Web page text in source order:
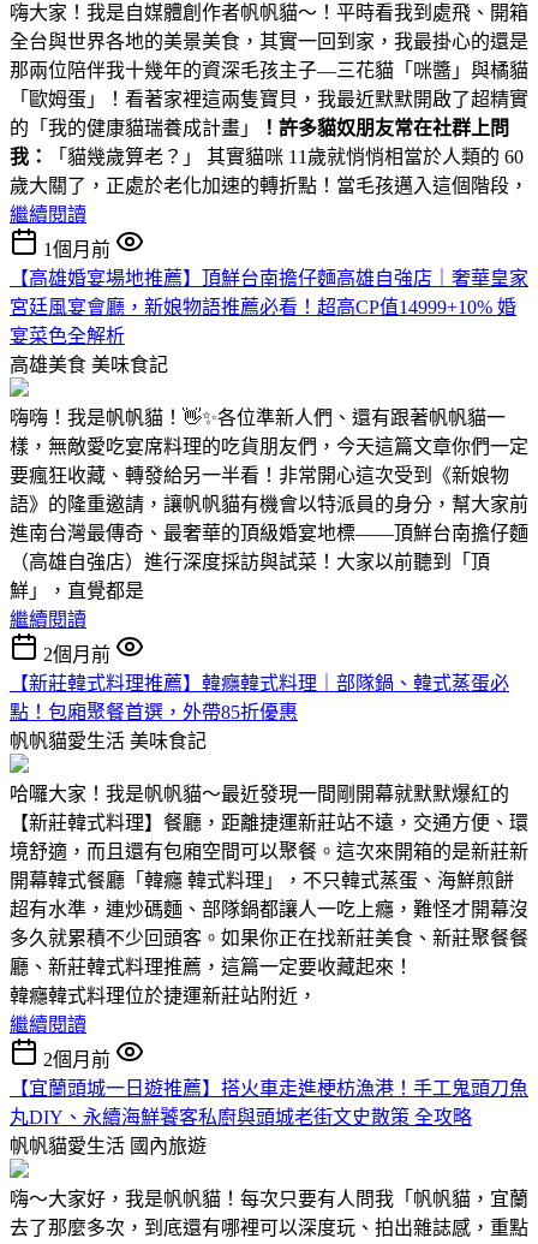
嗨大家！我是自媒體創作者帆帆貓～！平時看我到處飛、開箱
全台與世界各地的美景美食，其實一回到家，我最掛心的還是
那兩位陪伴我十幾年的資深毛孩主子—三花貓「咪醬」與橘貓
「歐姆蛋」！看著家裡這兩隻寶貝，我最近默默開啟了超精實
的「我的健康貓瑞養成計畫」
！ 許多貓奴朋友常在社群上問
我：
「貓幾歲算老？」 其實貓咪 11歲就悄悄相當於人類的 60
歲大關了，正處於老化加速的轉折點！當毛孩邁入這個階段，
繼續閱讀
1個月前
【高雄婚宴場地推薦】頂鮮台南擔仔麵高雄自強店｜奢華皇家
宮廷風宴會廳，新娘物語推薦必看！超高CP值14999+10% 婚
宴菜色全解析
高雄美食 美味食記
嗨嗨！我是帆帆貓！👋✨各位準新人們、還有跟著帆帆貓一
樣，無敵愛吃宴席料理的吃貨朋友們，今天這篇文章你們一定
要瘋狂收藏、轉發給另一半看！非常開心這次受到《新娘物
語》的隆重邀請，讓帆帆貓有機會以特派員的身分，幫大家前
進南台灣最傳奇、最奢華的頂級婚宴地標——頂鮮台南擔仔麵
（高雄自強店）進行深度採訪與試菜！大家以前聽到「頂
鮮」，直覺都是
繼續閱讀
2個月前
【新莊韓式料理推薦】韓癮韓式料理｜部隊鍋、韓式蒸蛋必
點！包廂聚餐首選，外帶85折優惠
帆帆貓愛生活 美味食記
哈囉大家！我是帆帆貓～最近發現一間剛開幕就默默爆紅的
【新莊韓式料理】餐廳，距離捷運新莊站不遠，交通方便、環
境舒適，而且還有包廂空間可以聚餐。這次來開箱的是新莊新
開幕韓式餐廳「韓癮 韓式料理」，不只韓式蒸蛋、海鮮煎餅
超有水準，連炒碼麵、部隊鍋都讓人一吃上癮，難怪才開幕沒
多久就累積不少回頭客。如果你正在找新莊美食、新莊聚餐餐
廳、新莊韓式料理推薦，這篇一定要收藏起來！
韓癮韓式料理位於捷運新莊站附近，
繼續閱讀
2個月前
【宜蘭頭城一日遊推薦】搭火車走進梗枋漁港！手工鬼頭刀魚
丸DIY、永續海鮮饕客私廚與頭城老街文史散策 全攻略
帆帆貓愛生活 國內旅遊
嗨～大家好，我是帆帆貓！每次只要有人問我「帆帆貓，宜蘭
去了那麼多次，到底還有哪裡可以深度玩、拍出雜誌感，重點